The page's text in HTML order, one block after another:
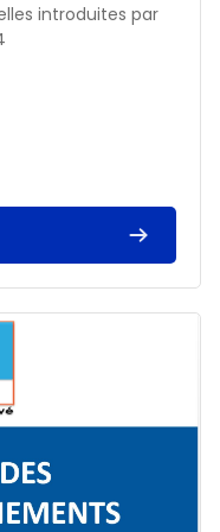
introduites par